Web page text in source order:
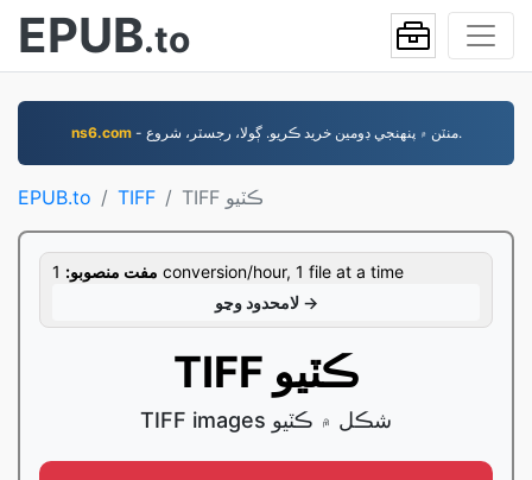
EPUB.to
ns6.com - منٽن ۾ پنهنجي ڊومين خريد ڪريو. ڳولا، رجسٽر، شروع.
EPUB.to TIFF TIFF ڪٽيو
مفت منصوبو: 1 conversion/hour, 1 file at a time
لامحدود وڃو →
TIFF ڪٽيو
TIFF images شڪل ۾ ڪٽيو